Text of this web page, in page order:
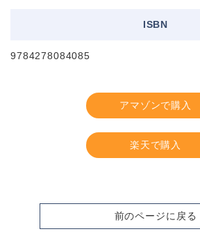
ISBN
9784278084085
アマゾンで購入
楽天で購入
前のページに戻る